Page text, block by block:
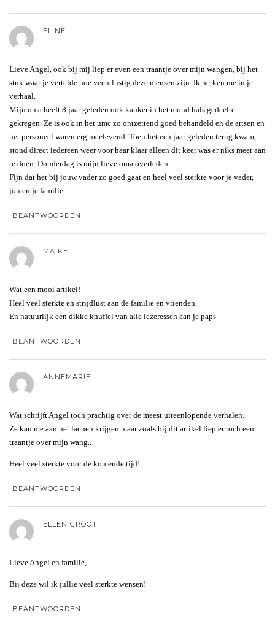
ELINE
Lieve Angel, ook bij mij liep er even een traantje over mijn wangen, bij het
stuk waar je vertelde hoe vechtlustig deze mensen zijn. Ik herken me in je
verhaal.
Mijn oma heeft 8 jaar geleden ook kanker in het mond hals gedeelte
gekregen. Ze is ook in het umc zo ontzettend goed behandeld en de artsen en
het personeel waren erg meelevend. Toen het een jaar geleden terug kwam,
stond direct iedereen weer voor haar klaar alleen dit keer was er niks meer aan
te doen. Donderdag is mijn lieve oma overleden.
Fijn dat het bij jouw vader zo goed gaat en heel veel sterkte voor je vader,
jou en je familie.
BEANTWOORDEN
MAIKE
Wat een mooi artikel!
Heel veel sterkte en strijdlust aan de familie en vrienden
En natuurlijk een dikke knuffel van alle lezeressen aan je paps
BEANTWOORDEN
ANNEMARIE
Wat schrijft Angel toch prachtig over de meest uiteenlopende verhalen.
Ze kan me aan het lachen krijgen maar zoals bij dit artikel liep er toch een
traantje over mijn wang..
Heel veel sterkte voor de komende tijd!
BEANTWOORDEN
ELLEN GROOT
Lieve Angel en familie,
Bij deze wil ik jullie veel sterkte wensen!
BEANTWOORDEN